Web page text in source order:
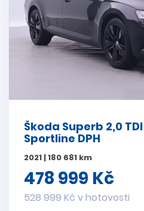
Škoda Superb 2,0
Sportline DPH
2021 | 180 681 km
478 999 Kč
528 999 Kč v hotovosti